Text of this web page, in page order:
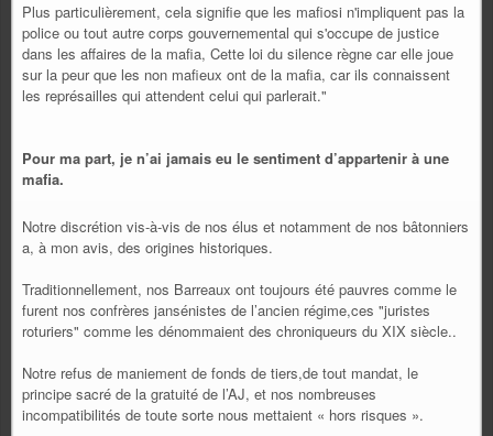
Plus particulièrement, cela signifie que les mafiosi n'impliquent pas la
police ou tout autre corps gouvernemental qui s'occupe de justice
dans les affaires de la mafia, Cette loi du silence règne car elle joue
sur la peur que les non mafieux ont de la mafia, car ils connaissent
les représailles qui attendent celui qui parlerait."
Pour ma part, je n’ai jamais eu le sentiment d’appartenir à une
mafia.
Notre discrétion vis-à-vis de nos élus et notamment de nos bâtonniers
a, à mon avis, des origines historiques.
Traditionnellement, nos Barreaux ont toujours été pauvres comme le
furent nos confrères jansénistes de l’ancien régime,ces "juristes
roturiers" comme les dénommaient des chroniqueurs du XIX siècle..
Notre refus de maniement de fonds de tiers,de tout mandat, le
principe sacré de la gratuité de l’AJ, et nos nombreuses
incompatibilités de toute sorte nous mettaient « hors risques ».